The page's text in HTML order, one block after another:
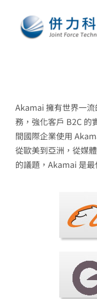
content
Akamai 擁有世界一
務，強化客戶 B2C 的
間國際企業使用
從歐美到亞洲，從媒
的議題，Akamai 是最